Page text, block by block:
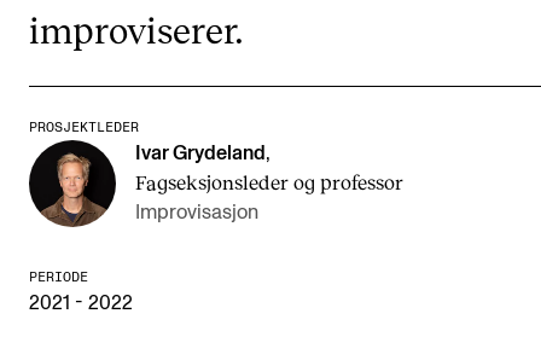
FORSKNING
CREMAH
NordART
Prosjekter
improviserer.
PROSJEKTLEDER
Ivar Grydeland ,
Fagseksjonsleder og professor
Improvisasjon
PERIODE
2021 - 2022